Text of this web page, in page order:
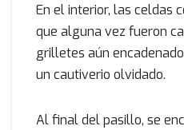
En el interior, las celdas
que alguna vez fueron
grilletes aún
un cautiverio olvidado.
Al final del pasillo, se